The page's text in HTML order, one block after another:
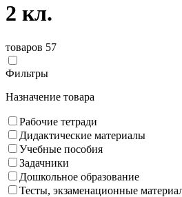
2 кл.
товаров 57
Фильтры
Назначение товара
Рабочие тетради
Дидактические материалы
Учебные пособия
Задачники
Дошкольное образование
Тесты, экзаменационные